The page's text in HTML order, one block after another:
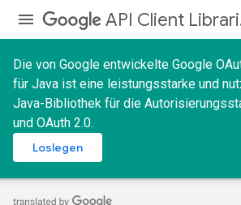
API Client Libraries
Die von Google entwickelte Google
für Java ist eine leistungsstarke und
Java-Bibliothek für die
und OAuth 2.0.
Loslegen